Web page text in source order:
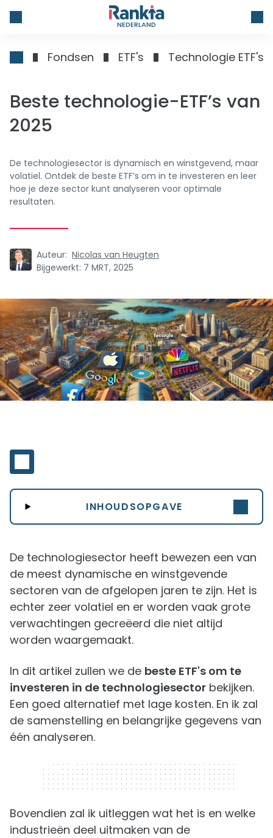
NEDERLAND
Fondsen ETF's Technologie ETF's
Beste technologie-ETF’s van
2025
De technologiesector is dynamisch en winstgevend, maar
volatiel. Ontdek de beste ETF’s om in te investeren en leer
hoe je deze sector kunt analyseren voor optimale
resultaten.
Auteur: Nicolas van Heugten
Bijgewerkt: 7 MRT, 2025
INHOUDSOPGAVE
De technologiesector heeft bewezen een van
de meest dynamische en winstgevende
sectoren van de afgelopen jaren te zijn. Het is
echter zeer volatiel en er worden vaak grote
verwachtingen gecreëerd die niet altijd
worden waargemaakt.
In dit artikel zullen we de beste ETF's om te
investeren in de technologiesector bekijken.
Een goed alternatief met lage kosten. En ik zal
de samenstelling en belangrijke gegevens van
één analyseren.
320 x 50
Bovendien zal ik uitleggen wat het is en welke
industrieën deel uitmaken van de